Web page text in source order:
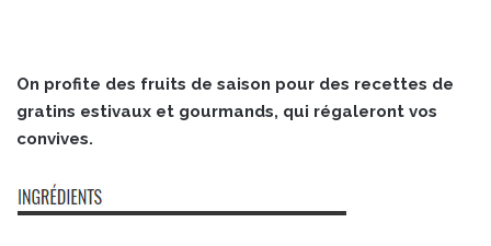
On profite des fruits de saison pour des recettes de
gratins estivaux et gourmands, qui régaleront vos
convives.